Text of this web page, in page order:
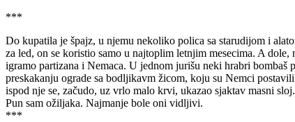
***
Do kupatila je špajz, u njemu nekoliko polica sa starudijom i
za led, on se koristio samo u najtoplim letnjim mesecima. A
igramo partizana i Nemaca. U jednom jurišu neki hrabri
preskakanju ograde sa bodljikavm žicom, koju su Nemci
ispod nje se, začudo, uz vrlo malo krvi, ukazao sjaktav masni
Pun sam ožiljaka. Najmanje bole oni vidljivi.
***